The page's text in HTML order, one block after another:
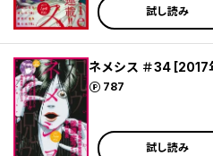
試し読み
ネメシス ＃34
787
ポイント
試し読み